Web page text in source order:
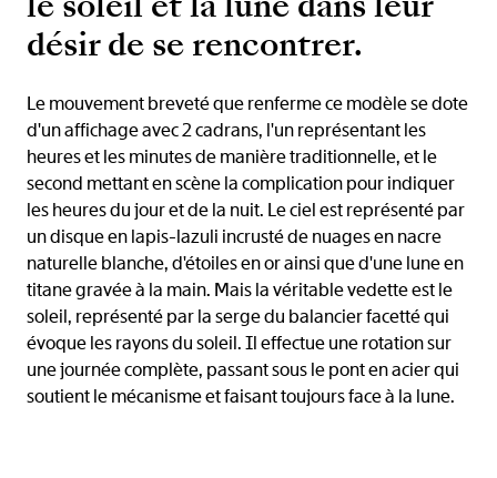
désir de se rencontrer.
Le mouvement breveté que renferme ce modèle se dote
d'un affichage avec 2 cadrans, l'un représentant les
heures et les minutes de manière traditionnelle, et le
second mettant en scène la complication pour indiquer
les heures du jour et de la nuit. Le ciel est représenté par
un disque en lapis-lazuli incrusté de nuages en nacre
naturelle blanche, d'étoiles en or ainsi que d'une lune en
titane gravée à la main. Mais la véritable vedette est le
soleil, représenté par la serge du balancier facetté qui
évoque les rayons du soleil. Il effectue une rotation sur
une journée complète, passant sous le pont en acier qui
soutient le mécanisme et faisant toujours face à la lune.